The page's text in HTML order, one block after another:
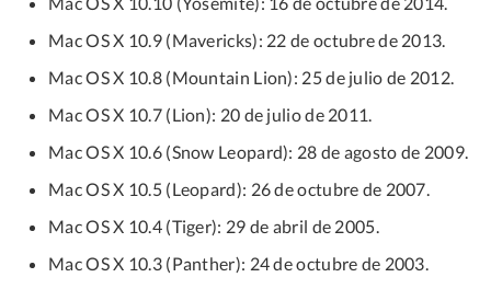
Mac OS X 10.9 (Mavericks): 22 de octubre de 2013.
Mac OS X 10.8 (Mountain Lion): 25 de julio de 2012.
Mac OS X 10.7 (Lion): 20 de julio de 2011.
Mac OS X 10.6 (Snow Leopard): 28 de agosto de 2009.
Mac OS X 10.5 (Leopard): 26 de octubre de 2007.
Mac OS X 10.4 (Tiger): 29 de abril de 2005.
Mac OS X 10.3 (Panther): 24 de octubre de 2003.